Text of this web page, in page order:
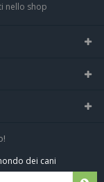
nello shop
dei cani